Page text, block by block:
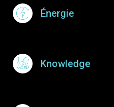
Énergie
Knowledge